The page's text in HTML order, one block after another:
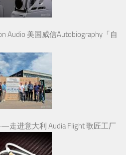
Audio 美国威信Autobiography「自
进意大利 Audia Flight 歌匠工厂